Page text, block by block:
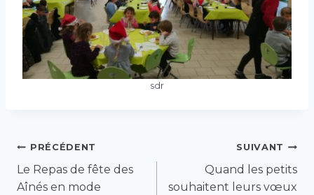
sdr
Navigation
de
PRÉCÉDENT
Le Repas de fête des
Aînés en mode
SUIVANT
Quand les petits
souhaitent leurs vœux